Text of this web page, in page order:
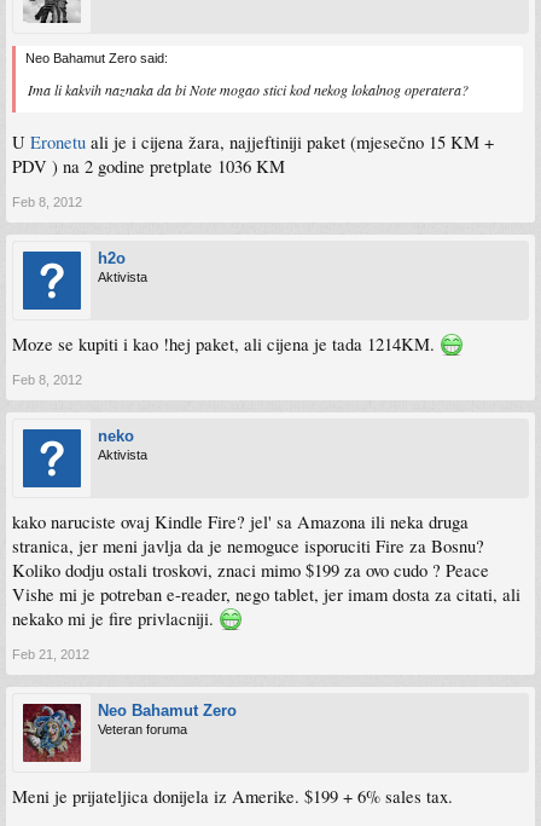
Neo Bahamut Zero said:
Ima li kakvih naznaka da bi Note mogao stici kod nekog lokalnog operatera?
U Eronetu ali je i cijena žara, najjeftiniji paket (mjesečno 15 KM +
PDV ) na 2 godine pretplate 1036 KM
Feb 8, 2012
h2o
Aktivista
Moze se kupiti i kao !hej paket, ali cijena je tada 1214KM.
Feb 8, 2012
neko
Aktivista
kako naruciste ovaj Kindle Fire? jel' sa Amazona ili neka druga
stranica, jer meni javlja da je nemoguce isporuciti Fire za Bosnu?
Koliko dodju ostali troskovi, znaci mimo $199 za ovo cudo ? Peace
Vishe mi je potreban e-reader, nego tablet, jer imam dosta za citati, ali
nekako mi je fire privlacniji.
Feb 21, 2012
Neo Bahamut Zero
Veteran foruma
Meni je prijateljica donijela iz Amerike. $199 + 6% sales tax.